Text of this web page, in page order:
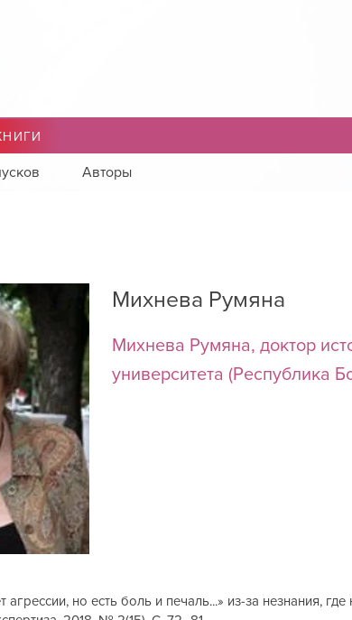
Авторы
Михнева Румяна
Михнева Румяна, доктор
университета (Республика
агрессии, но есть боль и печаль...» из-за незнания,